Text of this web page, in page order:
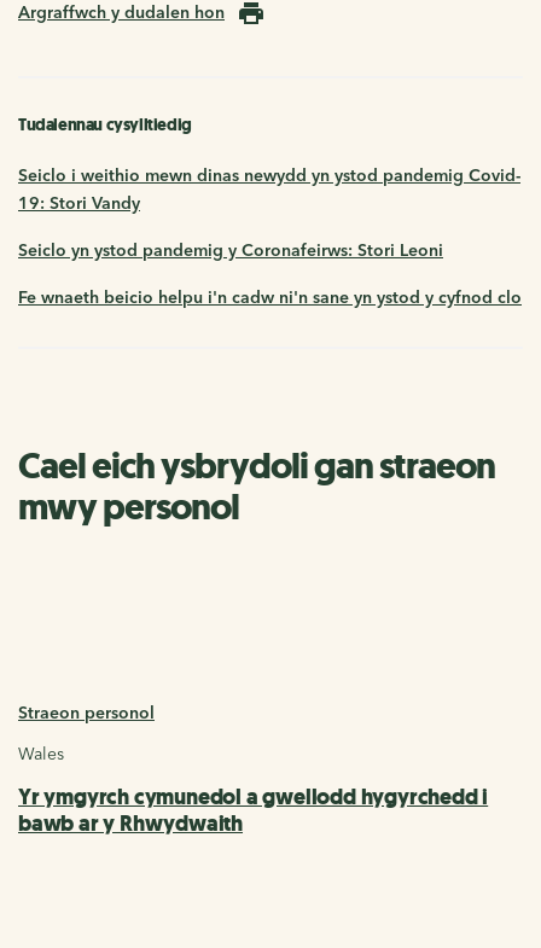
Argraffwch y dudalen hon
Tudalennau cysylltiedig
Seiclo i weithio mewn dinas newydd yn ystod pandemig Covid-
19: Stori Vandy
Seiclo yn ystod pandemig y Coronafeirws: Stori Leoni
Fe wnaeth beicio helpu i'n cadw ni'n sane yn ystod y cyfnod clo
Cael eich ysbrydoli gan straeon
mwy personol
Straeon personol
Wales
Yr ymgyrch cymunedol a gwellodd hygyrchedd i
bawb ar y Rhwydwaith